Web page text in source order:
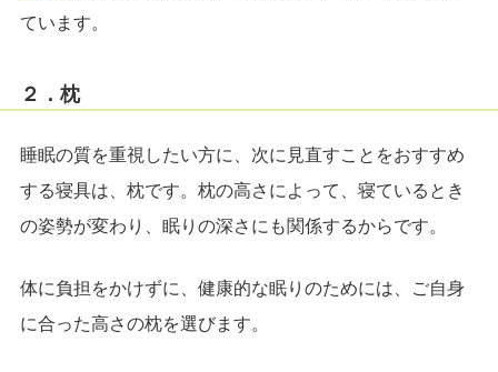
ています。
２．枕
睡眠の質を重視したい方に、次に見直すことをおすすめ
する寝具は、枕です。枕の高さによって、寝ているとき
の姿勢が変わり、眠りの深さにも関係するからです。
体に負担をかけずに、健康的な眠りのためには、ご自身
に合った高さの枕を選びます。